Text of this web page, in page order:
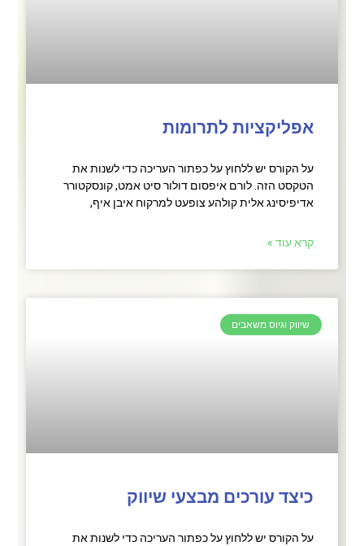
אפליקציות לתרומות
על הקורס יש ללחוץ על כפתור העריכה כדי לשנות את
הטקסט הזה. לורם איפסום דולור סיט אמט, קונסקטורר
אדיפיסינג אלית קולהע צופעט למרקוח איבן איף,
קרא עוד »
שיווק וגיוס משאבים
כיצד עורכים מבצעי שיווק
על הקורס יש ללחוץ על כפתור העריכה כדי לשנות את